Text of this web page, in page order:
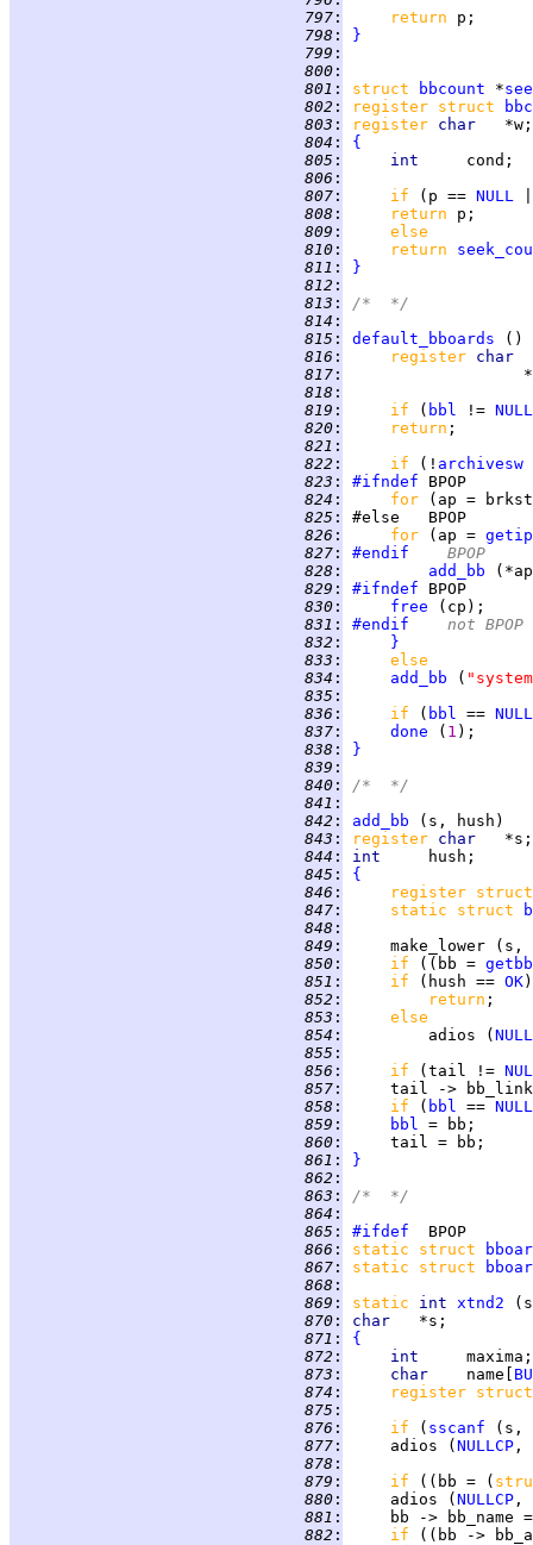
797 : return
798 :
}
799 :
800 :
801 : struct bbcount *
802 : register struct
803 : register char
804 :
{
805 : int
806 :
807 : if (p == NULL
808 : return
809 :
else
810 : return
811 :
}
812 :
813 :
/*  */
814 :
815 : default_bboards ()
816 : register char
817 :
818 :
819 : if ( bbl != NULL
820 : return
821 :
822 : if (! archivesw
823 : #ifndef
824 : for
(ap =
825 :
826 : for (ap = getip
827 : #endif
	BPOP
828 : add_bb
829 : #ifndef
830 : free
831 : #endif
	not BPOP
832 :
}
833 :
else
834 : add_bb (
835 :
836 : if ( bbl == NULL
837 : done ( 1
838 :
}
839 :
840 :
/*  */
841 :
842 : add_bb
843 : register char
844 : int
845 :
{
846 :
register
847 : static struct
848 :
849 :
850 : if ((bb =
851 : if (hush == OK
852 : return
853 :
else
854 :
         adios (
855 :
856 : if (tail !=
857 :
858 : if ( bbl == NULL
859 : bbl
860 :
861 :
}
862 :
863 :
/*  */
864 :
865 : #ifdef
866 : static struct
867 : static struct
868 :
869 : static int xtnd2
870 : char
871 :
{
872 :
int
873 : char name[
874 :
register
875 :
876 : if ( sscanf (s,
877 :
     adios (
NULLCP ,
878 :
879 : if ((bb = (
880 :
     adios (
NULLCP ,
881 :
882 : if
((bb ->